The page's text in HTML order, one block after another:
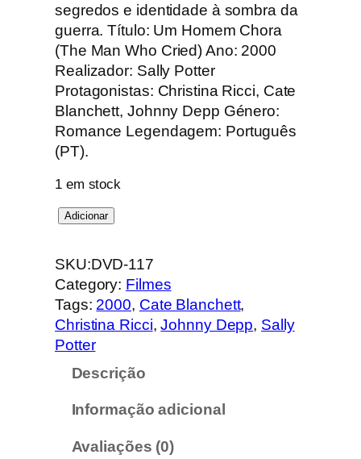
segredos e identidade à sombra da
guerra. Título: Um Homem Chora
(The Man Who Cried) Ano: 2000
Realizador: Sally Potter
Protagonistas: Christina Ricci, Cate
Blanchett, Johnny Depp Género:
Romance Legendagem: Português
(PT).
1 em stock
Q
a
n
t
i
d
Adicionar
SKU:DVD-117
Category: Filmes
Tags: 2000, Cate Blanchett
Christina Ricci, Johnny Depp, Sally
Potter
Descrição
Informação adicional
Avaliações (0)